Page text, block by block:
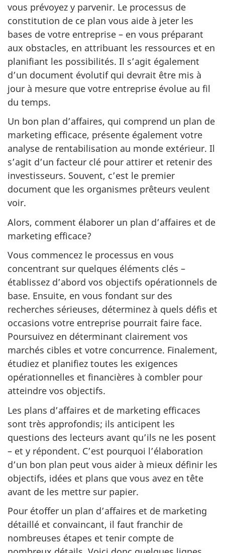
vous prévoyez y parvenir. Le processus de
constitution de ce plan vous aide à jeter les
bases de votre entreprise – en vous préparant
aux obstacles, en attribuant les ressources et en
planifiant les possibilités. Il s’agit également
d’un document évolutif qui devrait être mis à
jour à mesure que votre entreprise évolue au fil
du temps.
Un bon plan d’affaires, qui comprend un plan de
marketing efficace, présente également votre
analyse de rentabilisation au monde extérieur. Il
s’agit d’un facteur clé pour attirer et retenir des
investisseurs. Souvent, c’est le premier
document que les organismes prêteurs veulent
voir.
Alors, comment élaborer un plan d’affaires et de
marketing efficace?
Vous commencez le processus en vous
concentrant sur quelques éléments clés –
établissez d’abord vos objectifs opérationnels de
base. Ensuite, en vous fondant sur des
recherches sérieuses, déterminez à quels défis et
occasions votre entreprise pourrait faire face.
Poursuivez en déterminant clairement vos
marchés cibles et votre concurrence. Finalement,
étudiez et planifiez toutes les exigences
opérationnelles et financières à combler pour
atteindre vos objectifs.
Les plans d’affaires et de marketing efficaces
sont très approfondis; ils anticipent les
questions des lecteurs avant qu’ils ne les posent
– et y répondent. C’est pourquoi l’élaboration
d’un bon plan peut vous aider à mieux définir les
objectifs, idées et plans que vous avez en tête
avant de les mettre sur papier.
Pour étoffer un plan d’affaires et de marketing
détaillé et convaincant, il faut franchir de
nombreuses étapes et tenir compte de